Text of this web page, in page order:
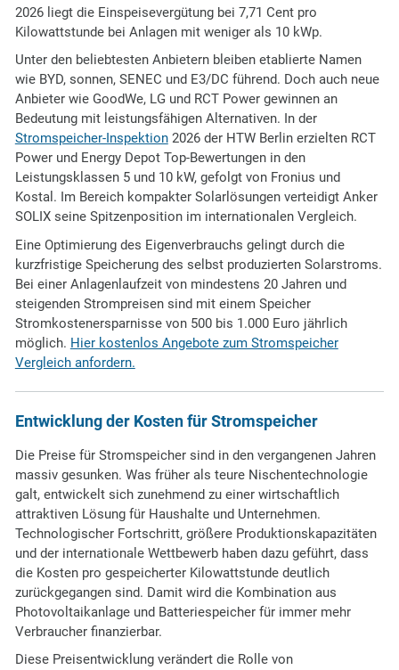
2026 liegt die Einspeisevergütung bei 7,71 Cent pro
Kilowattstunde bei Anlagen mit weniger als 10 kWp.
Unter den beliebtesten Anbietern bleiben etablierte Namen
wie BYD, sonnen, SENEC und E3/DC führend. Doch auch neue
Anbieter wie GoodWe, LG und RCT Power gewinnen an
Bedeutung mit leistungsfähigen Alternativen. In der
Stromspeicher-Inspektion2026 der HTW Berlin erzielten RCT
Power und Energy Depot Top-Bewertungen in den
Leistungsklassen 5 und 10 kW, gefolgt von Fronius und
Kostal. Im Bereich kompakter Solarlösungen verteidigt Anker
SOLIX seine Spitzenposition im internationalen Vergleich.
Eine Optimierung des Eigenverbrauchs gelingt durch die
kurzfristige Speicherung des selbst produzierten Solarstroms.
Bei einer Anlagenlaufzeit von mindestens 20 Jahren und
steigenden Strompreisen sind mit einem Speicher
Stromkostenersparnisse von 500 bis 1.000 Euro jährlich
möglich. Hier kostenlos Angebote zum Stromspeicher
Vergleich anfordern.
Entwicklung der Kosten für Stromspeicher
Die Preise für Stromspeicher sind in den vergangenen Jahren
massiv gesunken. Was früher als teure Nischentechnologie
galt, entwickelt sich zunehmend zu einer wirtschaftlich
attraktiven Lösung für Haushalte und Unternehmen.
Technologischer Fortschritt, größere Produktionskapazitäten
und der internationale Wettbewerb haben dazu geführt, dass
die Kosten pro gespeicherter Kilowattstunde deutlich
zurückgegangen sind. Damit wird die Kombination aus
Photovoltaikanlage und Batteriespeicher für immer mehr
Verbraucher finanzierbar.
Diese Preisentwicklung verändert die Rolle von